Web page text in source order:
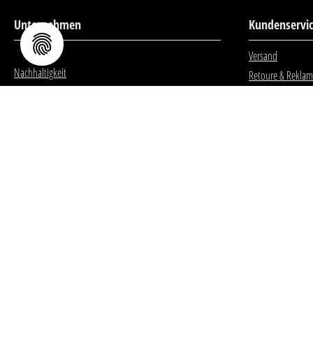
Unternehmen
Nachhaltigkeit
Versand
Retoure &